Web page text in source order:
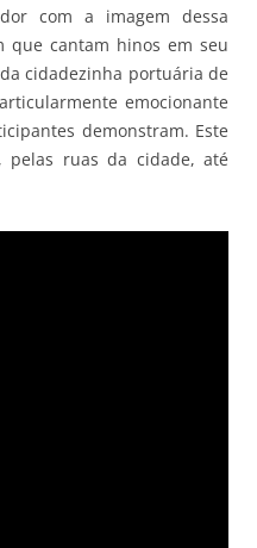
com a imagem dessa
que cantam hinos em seu
cidadezinha portuária de
emocionante
demonstram. Este
pelas ruas da cidade, até